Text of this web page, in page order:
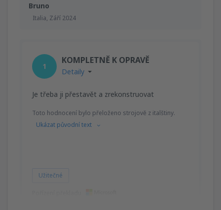
Bruno
Italia, Září 2024
1
KOMPLETNĚ K OPRAVĚ
Detaily
Je třeba ji přestavět a zrekonstruovat
Toto hodnocení bylo přeloženo strojově z italštiny.
Ukázat původní text
Užitečné